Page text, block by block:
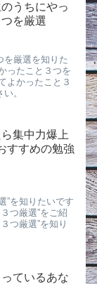
うちにやっ
を厳選
を厳選を知りた
ったこと３つを
よかったこと３
。
集中力爆上
すすめの勉強
”を知りたいです
つ厳選”をご紹
つ厳選”を知り
っているあな